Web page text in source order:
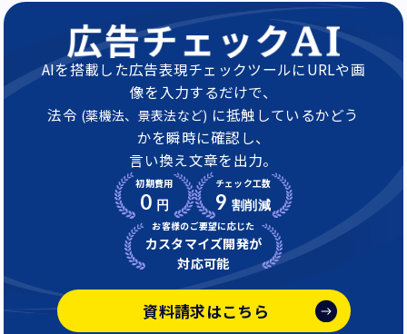
AIを搭載した広告表現チェックツールにURLや画
像を入力するだけで、
法令 (薬機法、景表法など) に抵触しているかどう
かを瞬時に確認し、
言い換え文章を出力。
初期費用
0 円
チェック工数
9 割削減
お客様のご要望に応じた
カスタマイズ開発が
対応可能
資料請求はこちら